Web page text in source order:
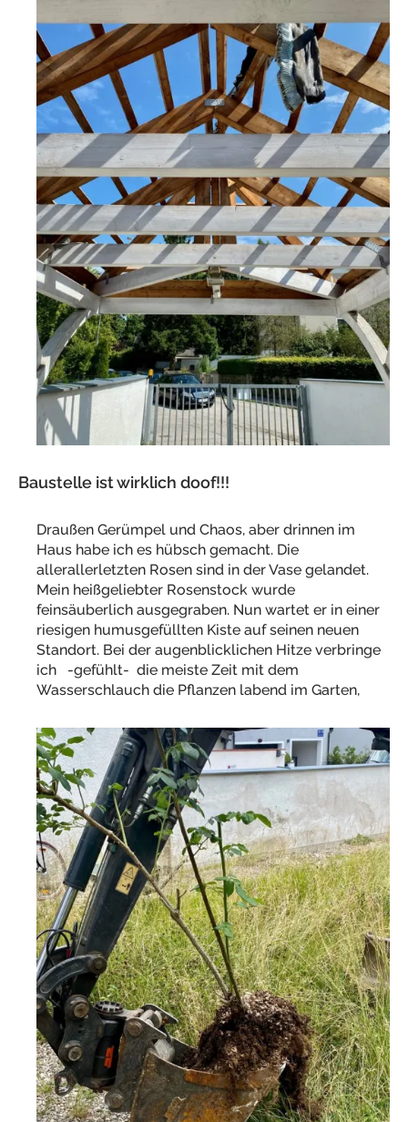
Baustelle ist wirklich doof!!!
Draußen Gerümpel und Chaos, aber drinnen im
Haus habe ich es hübsch gemacht. Die
allerallerletzten Rosen sind in der Vase gelandet.
Mein heißgeliebter Rosenstock wurde
feinsäuberlich ausgegraben. Nun wartet er in einer
riesigen humusgefüllten Kiste auf seinen neuen
Standort. Bei der augenblicklichen Hitze verbringe
ich -gefühlt- die meiste Zeit mit dem
Wasserschlauch die Pflanzen labend im Garten,